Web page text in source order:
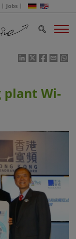
Jobs
plant Wi-